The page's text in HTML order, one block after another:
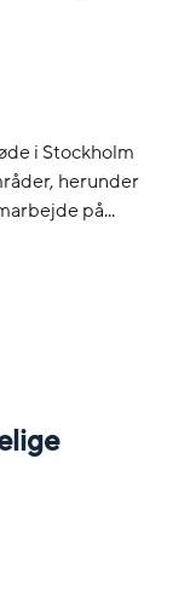
i Stockholm
herunder
på...